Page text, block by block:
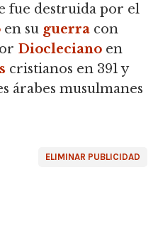
fue destruida por el
en su guerra con
Diocleciano en
cristianos en 391 y
árabes musulmanes
ELIMINAR PUBLICIDAD